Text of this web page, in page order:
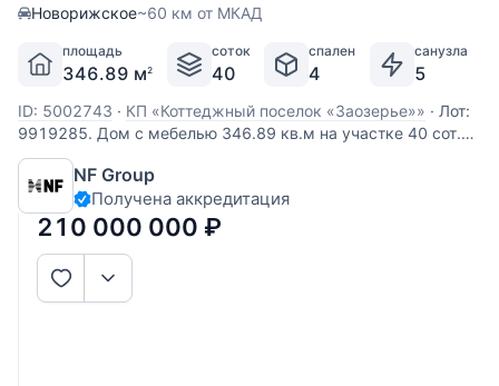
Новорижское~60 км от МКАД
площадь
346.89 м2
соток
40
спален
4
санузла
5
ID: 5002743 · КП «Коттеджный поселок «Заозерье»» · Лот:
9919285. Дом с мебелью 346.89 кв.м на участке 40 cот.
Кол-во спален: 4. Кол-во с/у: 5. Поселок «ЗаОзерье».
Новорижское шоссе, 60 км от МКАД. Без комиссии для
покупателя. Выполненные из деревянного бруса,
увеличенного размера, виллы формируют
NF Group
Получена аккредитация
210 000 000 ₽